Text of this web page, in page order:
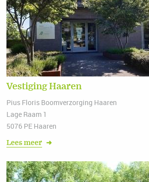
Vestiging Haaren
Pius Floris Boomverzorging Haaren
Lage Raam 1
5076 PE Haaren
Lees meer ➜